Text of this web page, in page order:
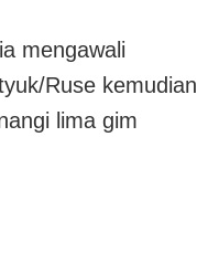
mengawali
Ruse kemudian
lima gim